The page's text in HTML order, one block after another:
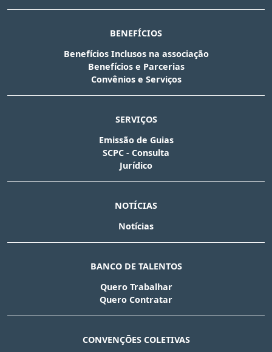
BENEFÍCIOS
Benefícios Inclusos na associação
Benefícios e Parcerias
Convênios e Serviços
SERVIÇOS
Emissão de Guias
SCPC - Consulta
Jurídico
NOTÍCIAS
Notícias
BANCO DE TALENTOS
Quero Trabalhar
Quero Contratar
CONVENÇÕES COLETIVAS